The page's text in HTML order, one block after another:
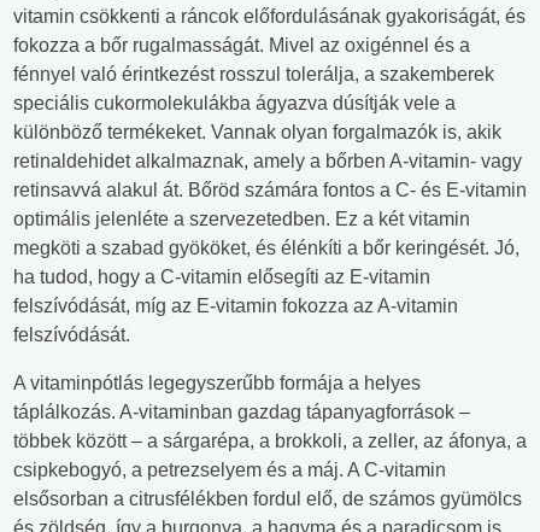
vitamin csökkenti a ráncok előfordulásának gyakoriságát, és
fokozza a bőr rugalmasságát. Mivel az oxigénnel és a
fénnyel való érintkezést rosszul tolerálja, a szakemberek
speciális cukormolekulákba ágyazva dúsítják vele a
különböző termékeket. Vannak olyan forgalmazók is, akik
retinaldehidet alkalmaznak, amely a bőrben A-vitamin- vagy
retinsavvá alakul át. Bőröd számára fontos a C- és E-vitamin
optimális jelenléte a szervezetedben. Ez a két vitamin
megköti a szabad gyököket, és élénkíti a bőr keringését. Jó,
ha tudod, hogy a C-vitamin elősegíti az E-vitamin
felszívódását, míg az E-vitamin fokozza az A-vitamin
felszívódását.
A vitaminpótlás legegyszerűbb formája a helyes
táplálkozás. A-vitaminban gazdag tápanyagforrások –
többek között – a sárgarépa, a brokkoli, a zeller, az áfonya, a
csipkebogyó, a petrezselyem és a máj. A C-vitamin
elsősorban a citrusfélékben fordul elő, de számos gyümölcs